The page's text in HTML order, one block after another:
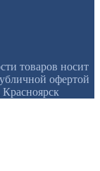
товаров носит
офертой